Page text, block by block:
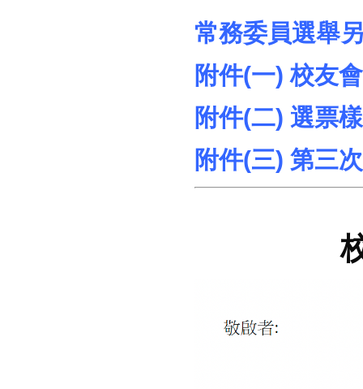
常務委員選舉
附件(一) 校友
附件(二) 選票
附件(三) 第三